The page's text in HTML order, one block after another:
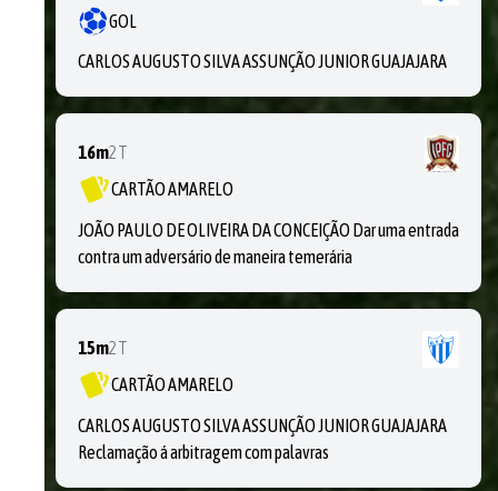
GOL
CARLOS AUGUSTO SILVA ASSUNÇÃO JUNIOR GUAJAJARA
16m2T
CARTÃO AMARELO
JOÃO PAULO DE OLIVEIRA DA CONCEIÇÃO Dar uma entrada
contra um adversário de maneira temerária
15m2T
CARTÃO AMARELO
CARLOS AUGUSTO SILVA ASSUNÇÃO JUNIOR GUAJAJARA
Reclamação á arbitragem com palavras